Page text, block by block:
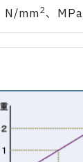
N/mm2、MPa